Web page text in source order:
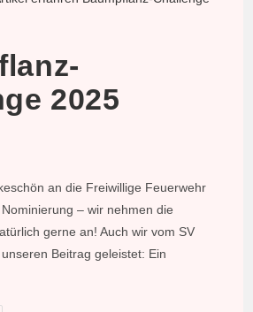
2025
an die Freiwillige Feuerwehr
– wir nehmen die
gerne an! Auch wir vom SV
Beitrag geleistet: Ein